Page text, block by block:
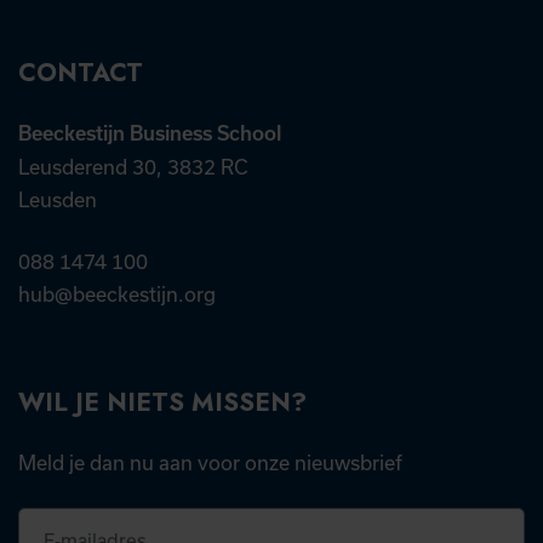
CONTACT
Beeckestijn Business School
Leusderend 30, 3832 RC
Leusden
088 1474 100
hub@beeckestijn.org
WIL JE NIETS MISSEN?
Meld je dan nu aan voor onze nieuwsbrief